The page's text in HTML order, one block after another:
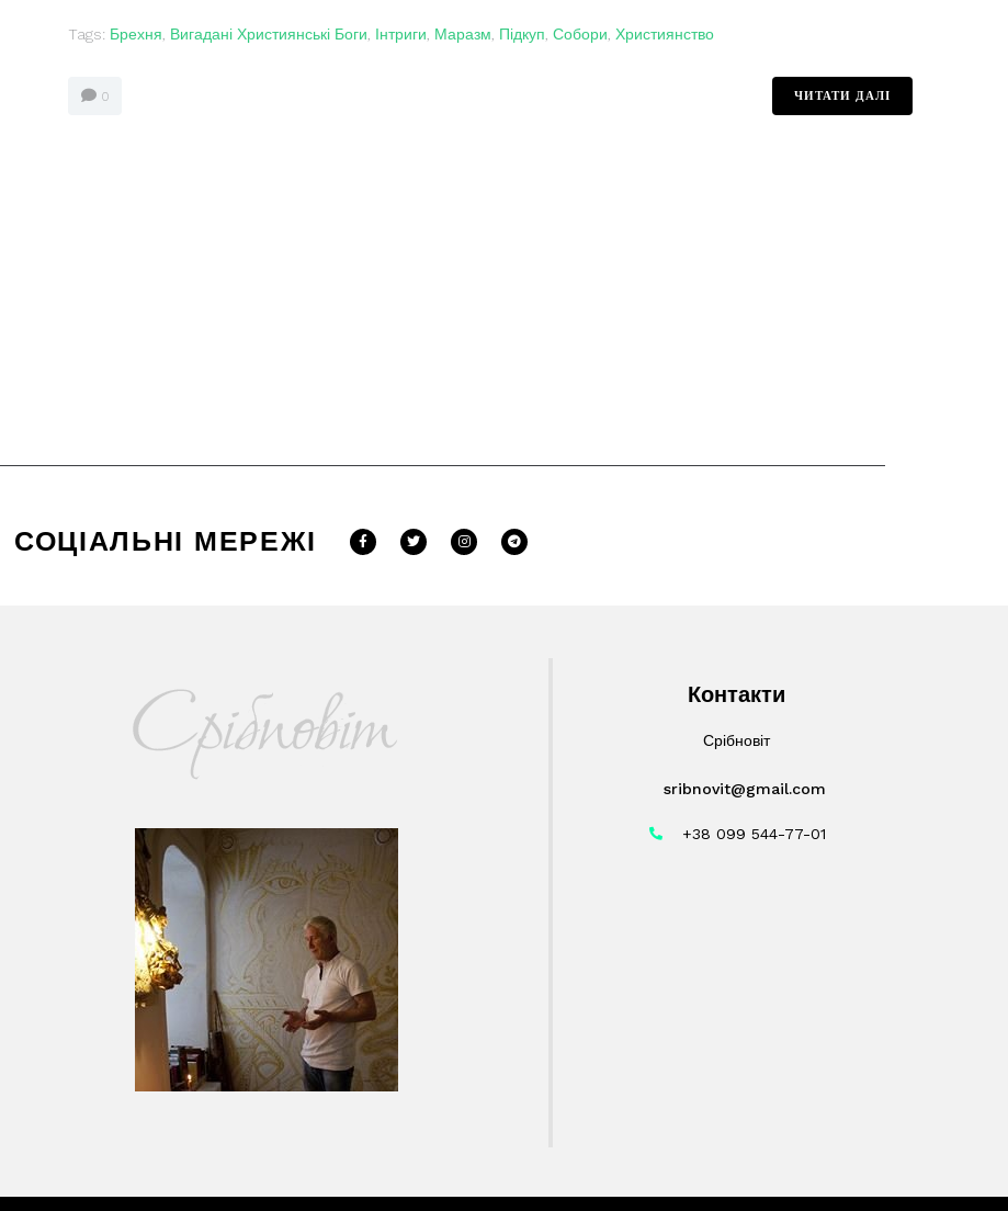
Tags: Брехня Вигадані Християнські Боги Інтриги Маразм Підкуп Собори Християнство
0 ЧИТАТИ ДАЛІ
СОЦІАЛЬНІ МЕРЕЖІ
Контакти
Срібновіт
sribnovit@gmail.com
+38 099 544-77-01